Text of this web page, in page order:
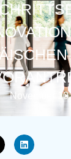
November 10,